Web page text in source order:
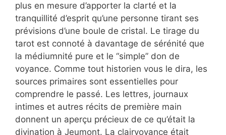
plus en mesure d’apporter la clarté et la
tranquillité d’esprit qu’une personne tirant ses
prévisions d’une boule de cristal. Le tirage du
tarot est connoté à davantage de sérénité que
la médiumnité pure et le “simple” don de
voyance. Comme tout historien vous le dira, les
sources primaires sont essentielles pour
comprendre le passé. Les lettres, journaux
intimes et autres récits de première main
donnent un aperçu précieux de ce qu’était la
divination à Jeumont. La clairvoyance était